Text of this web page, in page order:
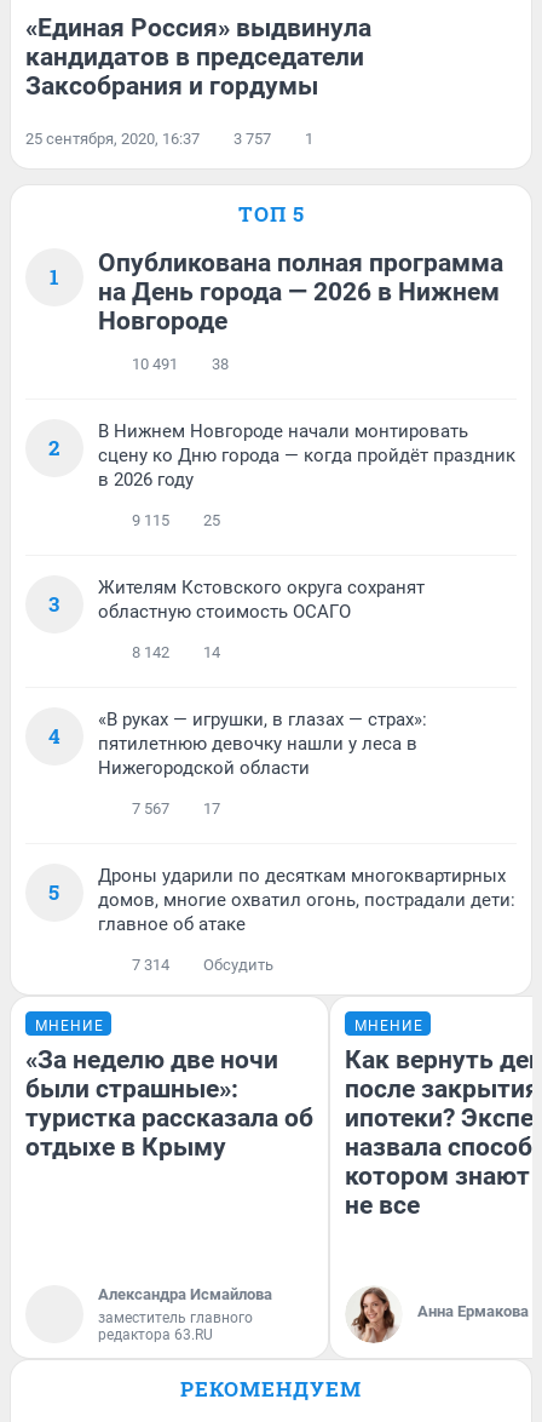
«Единая Россия» выдвинула
кандидатов в председатели
Заксобрания и гордумы
25 сентября, 2020, 16:37 3 757 1
ТОП 5
1
Опубликована полная программа
на День города — 2026 в Нижнем
Новгороде
10 491 38
2
В Нижнем Новгороде начали монтировать
сцену ко Дню города — когда пройдёт праздник
в 2026 году
9 115 25
3
Жителям Кстовского округа сохранят
областную стоимость ОСАГО
8 142 14
4
«В руках — игрушки, в глазах — страх»:
пятилетнюю девочку нашли у леса в
Нижегородской области
7 567 17
5
Дроны ударили по десяткам многоквартирных
домов, многие охватил огонь, пострадали дети:
главное об атаке
7 314 Обсудить
МНЕНИЕ
«За неделю две ночи
были страшные»:
туристка рассказала об
отдыхе в Крыму
Александра Исмайлова
заместитель главного
редактора 63.RU
МНЕНИЕ
Как вернуть
после закрытия
ипотеки?
назвала
котором знают
не все
Анна Ермакова
РЕКОМЕНДУЕМ